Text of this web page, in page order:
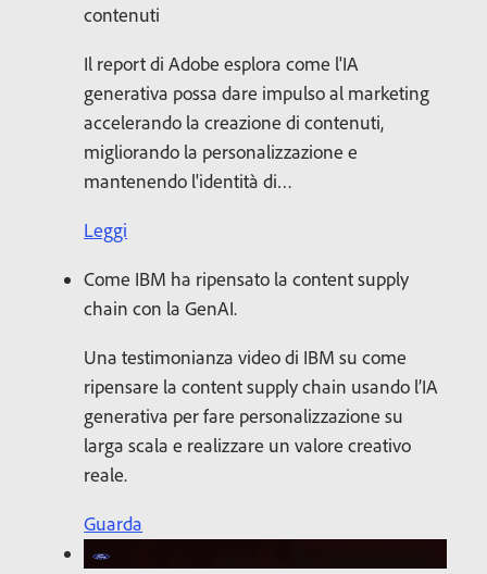
contenuti
Il report di Adobe esplora come l'IA
generativa possa dare impulso al marketing
accelerando la creazione di contenuti,
migliorando la personalizzazione e
mantenendo l'identità di…
Leggi
Come IBM ha ripensato la content supply
chain con la GenAI.
Una testimonianza video di IBM su come
ripensare la content supply chain usando l’IA
generativa per fare personalizzazione su
larga scala e realizzare un valore creativo
reale.
Guarda